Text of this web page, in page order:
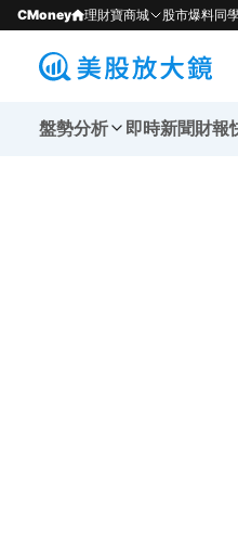
CMoney 理財寶商城 股市爆料同
盤勢分析 即時新聞財報